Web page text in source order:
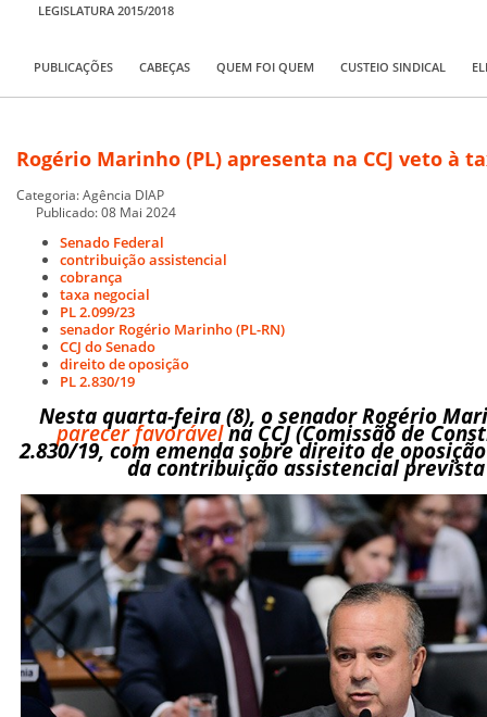
LEGISLATURA 2015/2018
PUBLICAÇÕES CABEÇAS QUEM FOI QUEM CUSTEIO SINDICAL
Rogério Marinho (PL) apresenta na CCJ veto à
Categoria:Agência DIAP
Publicado: 08 Mai 2024
Senado Federal
contribuição assistencial
cobrança
taxa negocial
PL 2.099/23
senador Rogério Marinho (PL-RN)
CCJ do Senado
direito de oposição
PL 2.830/19
Nesta quarta-feira (8), o senador Rogério
parecer favorávelna CCJ (Comissão de
2.830/19, com emenda sobre direito de
da contribuição assistencial prevista